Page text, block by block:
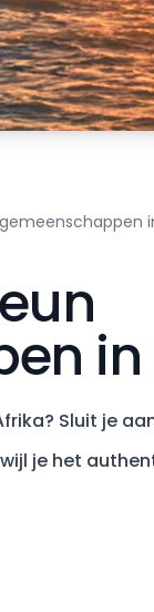
Sluit je
je het